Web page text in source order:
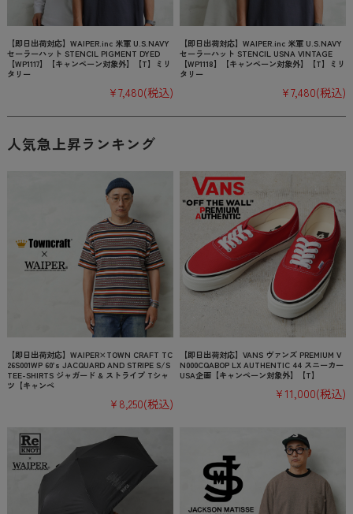
【即日出荷対応】WAIPER.inc 米軍 U.S.NAVY
セーラーハット STENCIL PIGMENT DYED
【WP1117】【キャンペーン対象外】【T】ミリ
タリー
¥7,480(税込)
【即日出荷対応】WAIPER.inc 米軍 U.S.NAVY
セーラーハット STENCIL USNA VINTAGE
【WP1118】【キャンペーン対象外】【T】ミリ
タリー
¥7,480(税込)
人気急上昇ランキング
【即日出荷対応】WAIPER×TOWN CRAFT TC
26S001WP 60’s JACQUARD AND STRIPE S/S
TEE-SHIRTS ジャガード & ストライプ Tシャ
ツ【キャンペ
¥8,250(税込)
【即日出荷対応】VANS ヴァンズ PREMIUM V
N000CQABOP LX AUTHENTIC 44 スニーカー
USA企画【キャンペーン対象外】【T】
¥11,000(税込)